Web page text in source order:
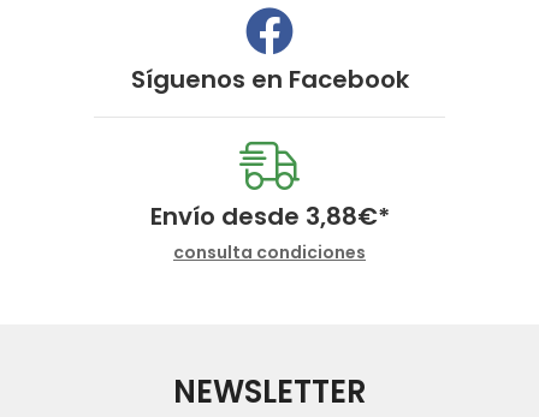
Síguenos en Facebook
Envío desde 3,88€*
consulta condiciones
NEWSLETTER